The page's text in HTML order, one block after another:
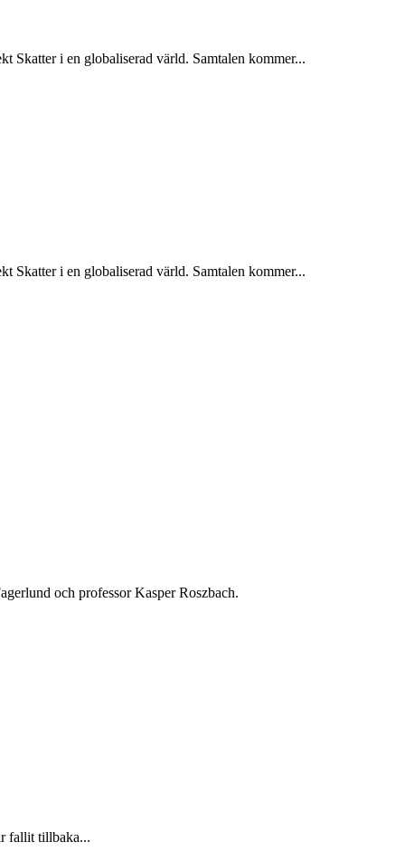
Skatter i en globaliserad värld. Samtalen kommer...
Skatter i en globaliserad värld. Samtalen kommer...
och professor Kasper Roszbach.
fallit tillbaka...